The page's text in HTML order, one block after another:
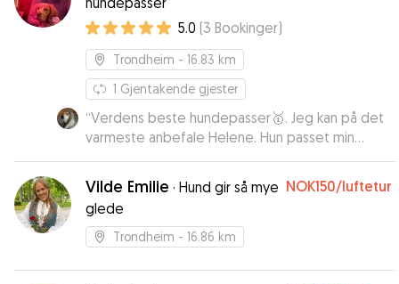
5.0 (3 Bookinger)
Trondheim - 16.83 km
1 Gjentakende gjester
“Verdens beste hundepasser🥇. Jeg kan på det
varmeste anbefale Helene. Hun passet min
Zappa i over en uke og både jeg og Zappa er
superfornøyde. 🫶👌
Vilde Emilie · Hund gir så mye
glede
NOK150/luftetur
Trondheim - 16.86 km